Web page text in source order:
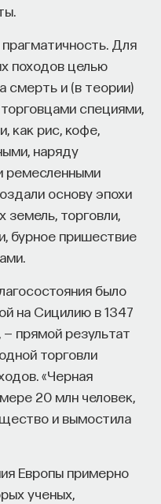
Для
походов целью
смерть и (в теории)
специями,
как рис, кофе,
наряду
ремесленными
основу эпохи
земель, торговли,
бурное пришествие
было
на Сицилию в 1347
— прямой результат
торговли
«Черная
20 млн человек,
и вымостила
Европы примерно
ученых,
сегодня
слишком
который
серьезного вклада
Проблемы
ухудшения
из-за
класса.
недуг
социальные
расового
вызвали
Таким образом,
насчет того,
следствием
системы в период
(начиная
Штатах аномия
система была
и социальным